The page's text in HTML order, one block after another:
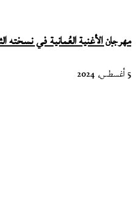
مهرجان الأغنية العُمانية في
5 أغسطس، 2024